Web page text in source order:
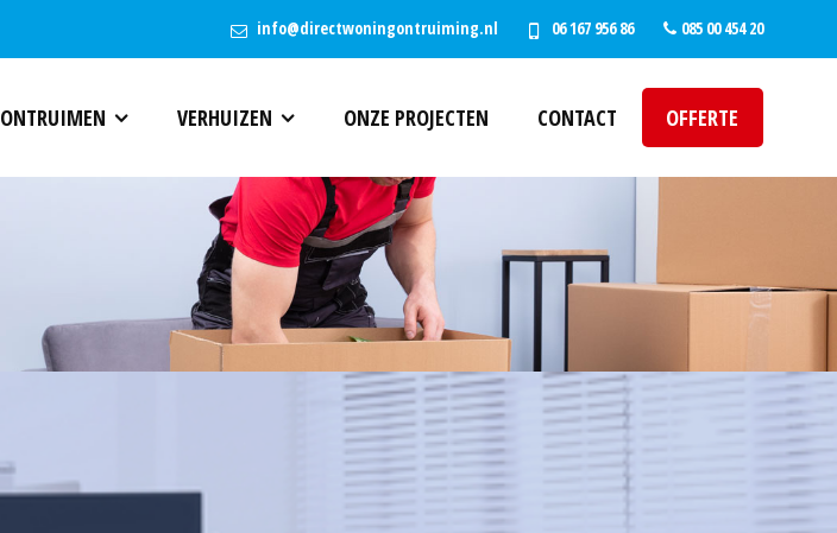
info@directwoningontruiming.nl 06 167 956 86 085 00 454 20
ONTRUIMEN VERHUIZEN ONZE PROJECTEN CONTACT OFFERTE